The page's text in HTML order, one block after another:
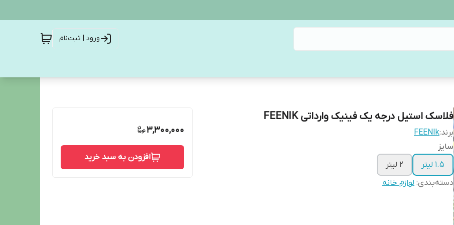
ورود | ثبت‌نام
فلاسک استیل درجه یک فینیک وارداتی FEENIK
برند:FEENIk
سایز
1.5 لیتر
2 لیتر
دسته‌بندی: لوازم خانه
3,300,000
افزودن به سبد خرید